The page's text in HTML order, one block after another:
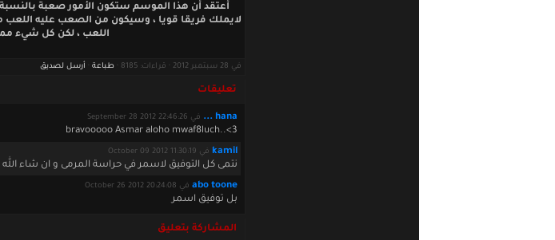
أعتقد أن هذا الموسم ستكون الأمور صعبة
لايملك فريقا قويا ، وسيكون من الصعب عليه
اللعب ، لكن كل شيء
في 28 سبتمبر 2012 · قراءات: 8185 · طباعة أرسل لصديق
تعليقات
hana ... في September 28 2012 22:46:26
bravooooo Asmar aloho mwaf8luch..<3
kamil في October 09 2012 11:30:19
نتمى كل التوفيق لاسمر في حراسة المرمى و ان شاء الله
abo toone في October 26 2012 20:24:08
بل توفيق اسمر
المشاركة بتعليق